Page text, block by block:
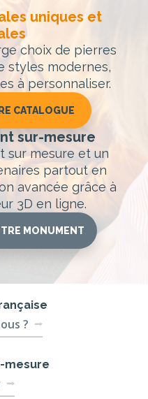
uniques et
choix de pierres
styles modernes,
à personnaliser.
CATALOGUE
sur-mesure
sur mesure et un
partout en
avancée grâce à
3D en ligne.
MONUMENT
?
mesure